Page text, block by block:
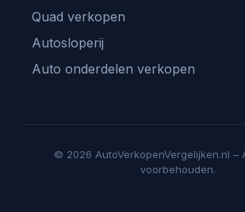
Quad verkopen
Autosloperij
Auto onderdelen verkopen
© 2026 AutoVerkopenVergelijken.nl –
voorbehouden.